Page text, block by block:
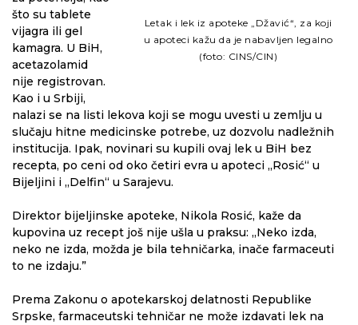
Letak i lek iz apoteke „Džavić“, za koji
u apoteci kažu da je nabavljen legalno
(foto: CINS/CIN)
što su tablete
vijagra ili gel
kamagra. U BiH,
acetazolamid
nije registrovan.
Kao i u Srbiji,
nalazi se na listi lekova koji se mogu uvesti u zemlju u
slučaju hitne medicinske potrebe, uz dozvolu nadležnih
institucija. Ipak, novinari su kupili ovaj lek u BiH bez
recepta, po ceni od oko četiri evra u apoteci „Rosić“ u
Bijeljini i „Delfin“ u Sarajevu.
Direktor bijeljinske apoteke, Nikola Rosić, kaže da
kupovina uz recept još nije ušla u praksu: „Neko izda,
neko ne izda, možda je bila tehničarka, inače farmaceuti
to ne izdaju.”
Prema Zakonu o apotekarskoj delatnosti Republike
Srpske, farmaceutski tehničar ne može izdavati lek na